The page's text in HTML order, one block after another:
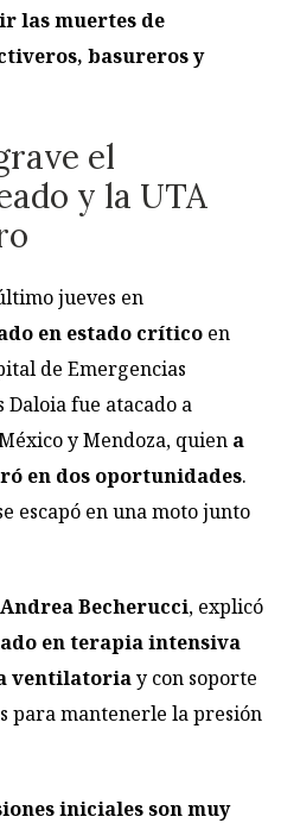
las muertes de
basureros y
el
y la UTA
jueves en
en estado crítico en
de Emergencias
Daloia fue atacado a
y Mendoza, quien a
en dos oportunidades.
escapó en una moto junto
Andrea Becherucci, explicó
en terapia intensiva
ventilatoriay con soporte
para mantenerle la presión
iniciales son muy